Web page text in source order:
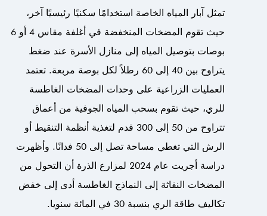
تمثل آبار المياه الخاصة استخدامًا سكنيًا رئيسيًا آخر،
حيث تقوم المضخات المنخفضة في أغلفة مقاس 4 أو 6
بوصات بتوصيل المياه إلى منازل الأسرة عند ضغط
يتراوح بين 40 إلى 60 رطلاً لكل بوصة مربعة. تعتمد
العمليات الزراعية على وحدات المضخات الغاطسة
للري، حيث تقوم بسحب المياه الجوفية من أعماق
تتراوح من 50 إلى 300 قدم لتغذية أنظمة التنقيط أو
الرش التي تغطي مساحة تصل إلى 50 فدانًا. وأظهرت
دراسة أجريت عام 2024 لمزارع الذرة أن التحول من
المضخات النفاثة إلى النماذج الغاطسة أدى إلى خفض
تكاليف طاقة الري بنسبة 30 في المائة سنويا.